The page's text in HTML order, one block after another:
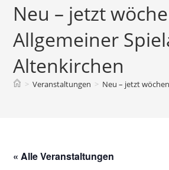
Neu – jetzt
Allgemeiner
Altenkirchen
> Veranstaltungen > Neu – jetzt
« Alle Veranstaltungen